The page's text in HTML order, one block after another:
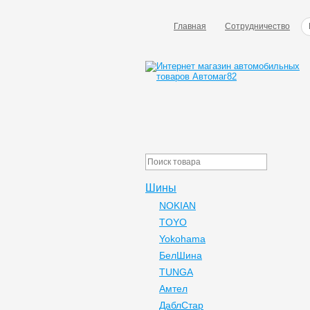
Главная Сотрудничество
Шины
NOKIAN
TOYO
Yokohama
БелШина
TUNGA
Амтел
ДаблСтар